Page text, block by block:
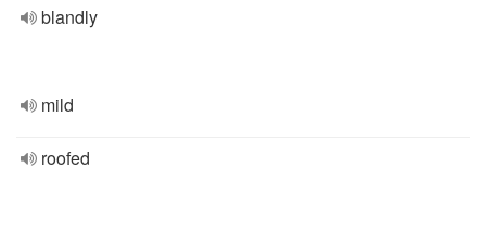
blandly
mild
roofed